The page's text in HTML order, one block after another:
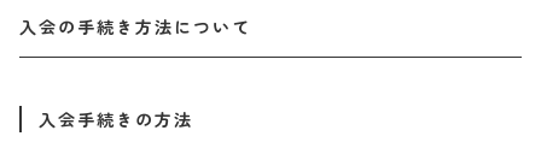
入会の手続き方法について
入会手続きの方法